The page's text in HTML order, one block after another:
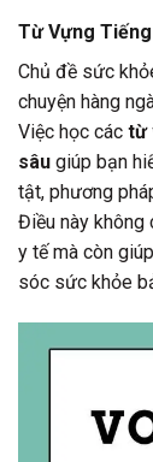
Từ Vựng
Chủ đề sức
chuyện hàng
Việc học các từ
sâu giúp bạn
tật, phương
Điều này không
y tế mà còn
sóc sức khỏe